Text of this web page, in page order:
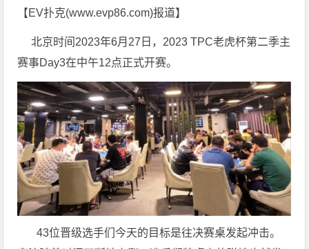
【EV扑克(www.evp86.com)报道】
北京时间2023年6月27日，2023 TPC老虎杯第二季主
赛事Day3在中午12点正式开赛。
43位晋级选手们今天的目标是往决赛桌发起冲击。